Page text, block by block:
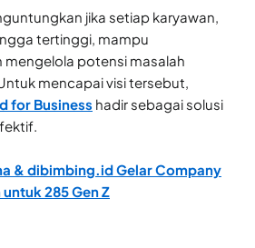
jika setiap karyawan,
tertinggi, mampu
potensi masalah
mencapai visi tersebut,
for Business hadir sebagai solusi
& dibimbing.id Gelar Company
285 Gen Z